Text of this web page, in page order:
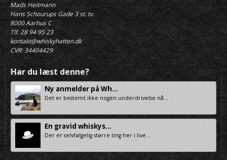
Mads Heitmann
Hans Schourups Gade 3 st. tv.
8000 Aarhus C
Tlf. 28 94 95 23
kontakt@whiskyhatten.dk
CVR: 34404429
Har du læst denne?
Ny anmelder på Wh...
Det er bestemt ikke nogen underdrivelse nå...
En gravid whiskys...
Der er selvfølgelig større ting her i live...